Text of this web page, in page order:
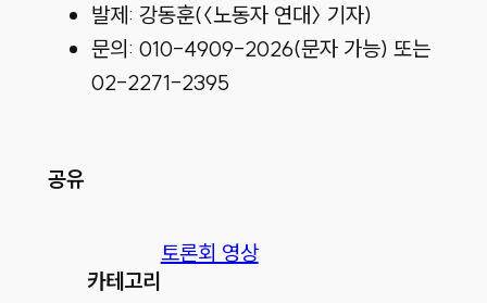
발제: 강동훈(〈노동자 연대〉 기자)
문의: 010-4909-2026(문자 가능) 또는
02-2271-2395
공유
카테고리
토론회 영상